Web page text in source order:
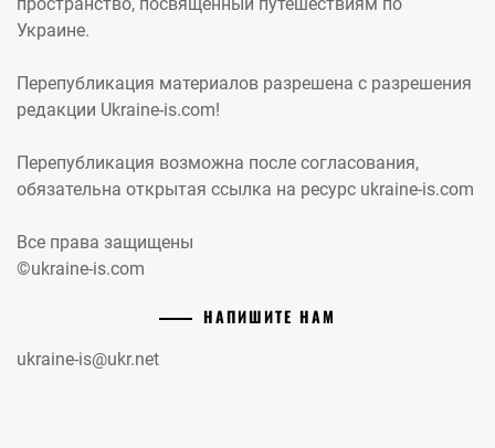
Украине.
Перепубликация материалов разрешена с разрешения
редакции Ukraine-is.com!
Перепубликация возможна после согласования,
обязательна открытая ссылка на ресурс ukraine-is.com
Все права защищены
©ukraine-is.com
НАПИШИТЕ НАМ
ukraine-is@ukr.net